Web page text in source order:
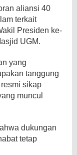
aliansi 40
terkait
Presiden ke-
UGM.
yang
tanggung
sikap
muncul
dukungan
tetap